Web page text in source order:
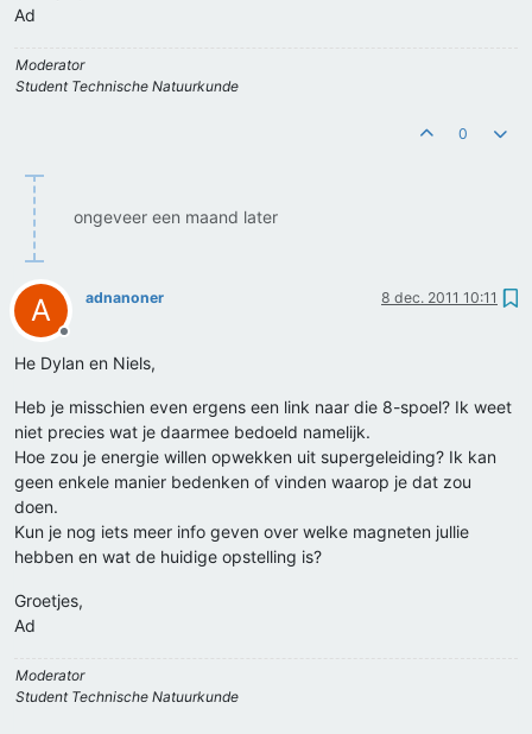
Ad
Moderator
Student Technische Natuurkunde
0
ongeveer een maand later
A
Offline
adnanoner 8 dec. 2011 10:11
He Dylan en Niels,
Heb je misschien even ergens een link naar die 8-spoel? Ik weet
niet precies wat je daarmee bedoeld namelijk.
Hoe zou je energie willen opwekken uit supergeleiding? Ik kan
geen enkele manier bedenken of vinden waarop je dat zou
doen.
Kun je nog iets meer info geven over welke magneten jullie
hebben en wat de huidige opstelling is?
Groetjes,
Ad
Moderator
Student Technische Natuurkunde